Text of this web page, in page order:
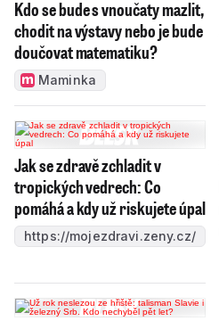
Kdo se bude s vnoučaty mazlit,
chodit na výstavy nebo je bude
doučovat matematiku?
Maminka
Jak se zdravě zchladit v
tropických vedrech: Co
pomáhá a kdy už riskujete úpal
https://mojezdravi.zeny.cz/